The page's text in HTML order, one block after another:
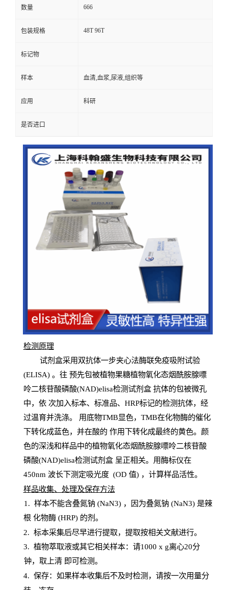
数量 666
包装规格 48T 96T
标记物
样本 血清,血浆,尿液,组织等
应用 科研
是否进口
检测原理
试剂盒采用双抗体一步夹心法酶联免疫吸附试验
(ELISA) 。往 预先包被植物果糖植物氧化态烟酰胺腺嘌
呤二核苷酸磷酸(NAD)elisa检测试剂盒抗体的包被微孔
中，依 次加入标本、标准品、 HRP标记的检测抗体，经
过温育并洗涤。 用底物TMB显色， TMB在化物酶的催化
下转化成蓝色，并在酸的 作用下转化成最终的黄色。颜
色的深浅和样品中的植物氧化态烟酰胺腺嘌呤二核苷酸
磷酸(NAD)elisa检测试剂盒呈正相关。用酶标仪在
450nm 波长下测定吸光度 (OD 值) ，计算样品活性。
样品收集、处理及保存方法
1 . 样本不能含叠氮钠(NaN3) ，因为叠氮钠 (NaN3) 是辣
根 化物酶(HRP) 的剂。
2. 标本采集后尽早进行提取，提取按相关文献进行。
3. 植物萃取液或其它相关样本：请1000 x g离心20分
钟，取上清 即可检测。
4. 保存：如果样本收集后不及时检测，请按一次用量分